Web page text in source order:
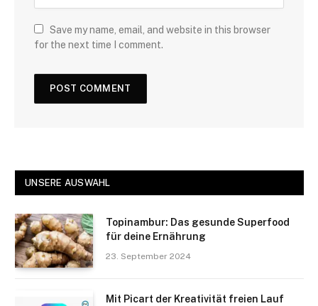
Save my name, email, and website in this browser
for the next time I comment.
UNSERE AUSWAHL
Topinambur: Das gesunde Superfood
für deine Ernährung
23. September 2024
Mit Picart der Kreativität freien Lauf